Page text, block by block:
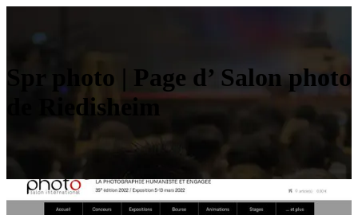
Spr photo | Page d’ Salon photo
de Riedisheim